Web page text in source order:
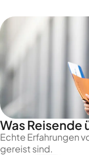
Was Reisende
Echte Erfahrungen
gereist sind.